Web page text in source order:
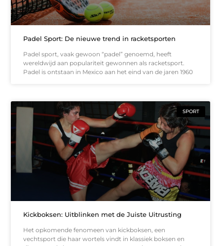
Padel Sport: De nieuwe trend in racketsporten
Padel sport, vaak gewoon “padel” genoemd, heeft
wereldwijd aan populariteit gewonnen als racketsport.
Padel is ontstaan in Mexico aan het eind van de jaren 1960
SPORT
Kickboksen: Uitblinken met de Juiste Uitrusting
Het opkomende fenomeen van kickboksen, een
vechtsport die haar wortels vindt in klassiek boksen en